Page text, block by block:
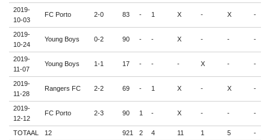
2019-
10-03
FC Porto 2-0 83 - 1 X - X -
2019-
10-24
Young Boys 0-2 90 - - X - - -
2019-
11-07
Young Boys 1-1 17 - - - X - -
2019-
11-28
Rangers FC 2-2 69 - 1 X - X -
2019-
12-12
FC Porto 2-3 90 1 - X - - -
TOTAAL 12 921 2 4 11 1 5 -